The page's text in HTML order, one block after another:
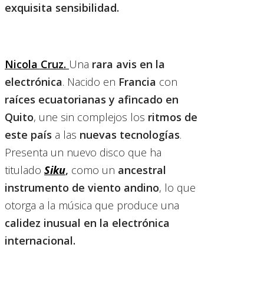
exquisita sensibilidad.
Nicola Cruz. Una rara avis en la
electrónica. Nacido en Francia con
raíces ecuatorianas y afincado en
Quito, une sin complejos los ritmos de
este país a las nuevas tecnologías.
Presenta un nuevo disco que ha
titulado Siku, como un ancestral
instrumento de viento andino, lo que
otorga a la música que produce una
calidez inusual en la electrónica
internacional.